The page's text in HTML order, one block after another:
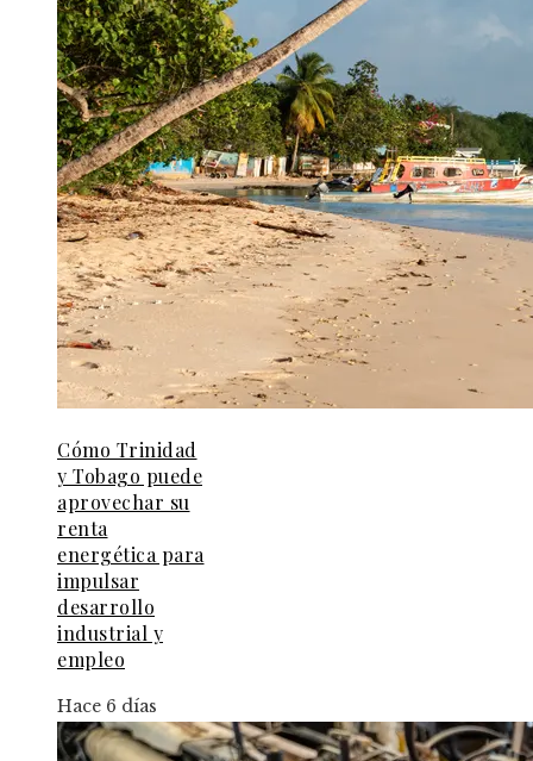
Cómo Trinidad
y Tobago puede
aprovechar su
renta
energética para
impulsar
desarrollo
industrial y
empleo
Hace 6 días